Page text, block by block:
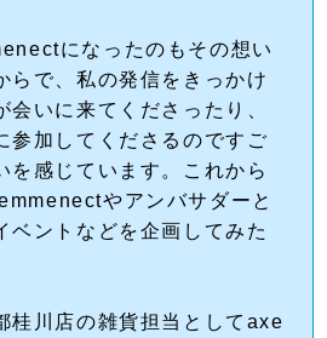
になったのもその想い
らで、私の発信をきっかけ
会いに来てくださったり、
参加してくださるのですご
を感じています。これから
やアンバサダーと
ベントなどを企画してみた
桂川店の雑貨担当としてaxe